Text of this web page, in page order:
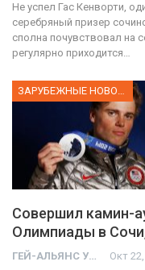
Не успел Гас Кенворти,
серебряный призер
сполна почувствовал на
регулярно приходится…
ЗАРУБЕЖНЫЕ НОВОСТИ
Совершил камин-
Олимпиады в
ГЕЙ-АЛЬЯНС УКРАИНА Окт